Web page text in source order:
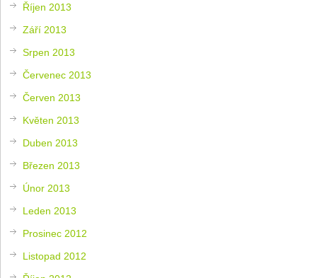
Říjen 2013
Září 2013
Srpen 2013
Červenec 2013
Červen 2013
Květen 2013
Duben 2013
Březen 2013
Únor 2013
Leden 2013
Prosinec 2012
Listopad 2012